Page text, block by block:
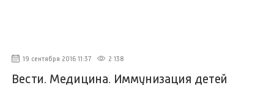
19 сентября 2016 11:37 2 138
Вести. Медицина. Иммунизация детей